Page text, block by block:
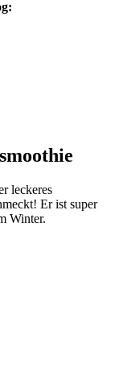
leckeres
Er ist super
Winter.